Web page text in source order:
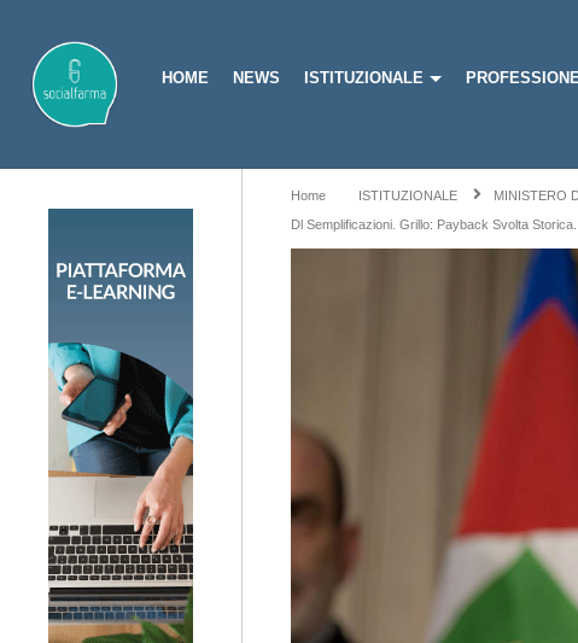
HOME NEWS ISTITUZIONALE
Home ISTITUZIONALE
MINISTERO
Dl Semplificazioni. Grillo: Payback Svolta